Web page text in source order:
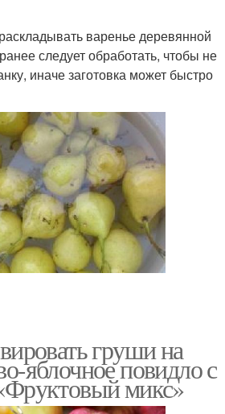
варенье деревянной
следует обработать, чтобы не
иначе заготовка может быстро
груши на
яблочное повидло с
микс»